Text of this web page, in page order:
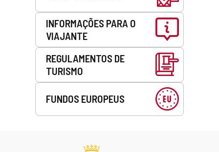
INFORMAÇÕES PARA O
VIAJANTE
REGULAMENTOS DE
TURISMO
FUNDOS EUROPEUS